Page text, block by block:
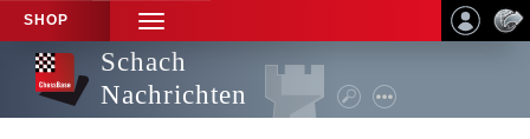
SHOP
TOGGLE
NAVIGATION
Schach
Nachrichten